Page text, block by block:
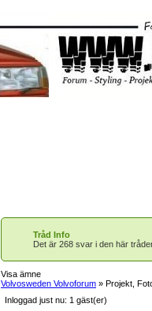
Tråd Info
Det är 268 svar i den här
Visa ämne
Volvosweden Volvoforum » Projekt,
Inloggad just nu: 1 gäst(er)